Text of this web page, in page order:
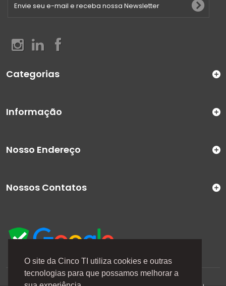
O site da Cinco TI utiliza cookies e outras
tecnologias para que possamos melhorar a
Categorias
Informação
A Cinco TI (5TI) é uma marca registrada de CINCO TI
Nosso Endereço
Nossos Contatos